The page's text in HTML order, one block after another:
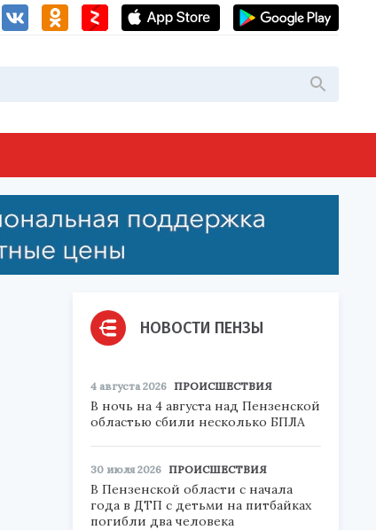
НОВОСТИ ПЕНЗЫ
4 августа 2026 ПРОИСШЕСТВИЯ
В ночь на 4 августа над Пензенской
областью сбили несколько БПЛА
30 июля 2026 ПРОИСШЕСТВИЯ
В Пензенской области с начала
года в ДТП с детьми на питбайках
погибли два человека